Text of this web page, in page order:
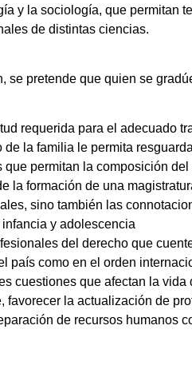
y la sociología, que permitan
de distintas ciencias.
se pretende que quien se
requerida para el adecuado
la familia le permita
permitan la composición
la formación de una
sino también las
y adolescencia
del derecho que
país como en el orden
cuestiones que afectan la
favorecer la actualización de
de recursos humanos